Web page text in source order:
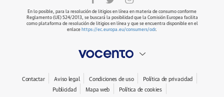
En lo posible, para la resolución de litigios en línea en materia de consumo conforme
Reglamento (UE) 524/2013, se buscará la posibilidad que la Comisión Europea facilita
como plataforma de resolución de litigios en línea y que se encuentra disponible en el
enlace https://ec.europa.eu/consumers/odr.
Contactar Aviso legal Condiciones de uso
Política de privacidad
Publicidad
Mapa web Política de cookies